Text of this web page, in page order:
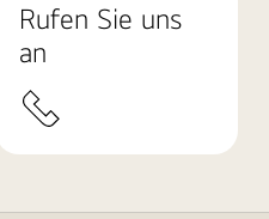
Rufen Sie uns
an